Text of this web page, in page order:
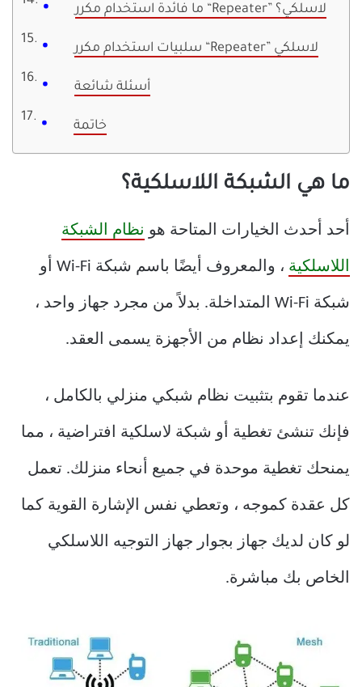
ما فائدة استخدام مكرر “Repeater” لاسلكي؟
سلبيات استخدام مكرر “Repeater” لاسلكي
أسئلة شائعة
خاتمة
ما هي الشبكة اللاسلكية؟
أحد أحدث الخيارات المتاحة هو نظام الشبكة
اللاسلكية ، والمعروف أيضًا باسم شبكة Wi-Fi أو
شبكة Wi-Fi المتداخلة. بدلاً من مجرد جهاز واحد ،
يمكنك إعداد نظام من الأجهزة يسمى العقد.
عندما تقوم بتثبيت نظام شبكي منزلي بالكامل ،
فإنك تنشئ تغطية أو شبكة لاسلكية افتراضية ، مما
يمنحك تغطية موحدة في جميع أنحاء منزلك. تعمل
كل عقدة كموجه ، وتعطي نفس الإشارة القوية كما
لو كان لديك جهاز بجوار جهاز التوجيه اللاسلكي
الخاص بك مباشرة.